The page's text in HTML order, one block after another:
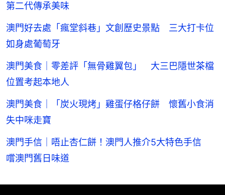
第二代傳承美味
澳門好去處「瘋堂斜巷」文創歷史景點 三大打卡位
如身處葡萄牙
澳門美食｜零差評「無骨雞翼包」 大三巴隱世茶檔
位置考起本地人
澳門美食｜「炭火現烤」雞蛋仔格仔餅 懷舊小食消
失中咪走寶
澳門手信｜唔止杏仁餅！澳門人推介5大特色手信
嚐澳門舊日味道